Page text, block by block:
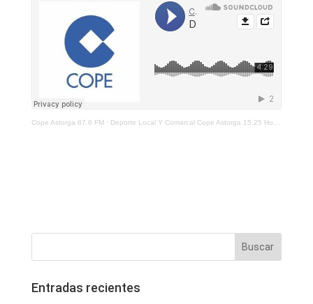
Cope Astorga 87.6 FM· Deporte Local Y Comarcal Cope Astorga 15.25 Horas 17 De Mayo De 2021
Entradas recientes